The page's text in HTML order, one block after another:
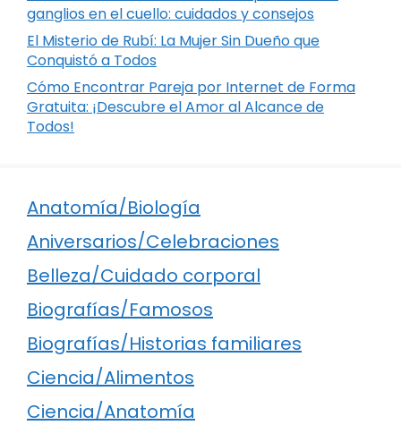
ganglios en el cuello: cuidados y consejos
El Misterio de Rubí: La Mujer Sin Dueño que
Conquistó a Todos
Cómo Encontrar Pareja por Internet de Forma
Gratuita: ¡Descubre el Amor al Alcance de
Todos!
Anatomía/Biología
Aniversarios/Celebraciones
Belleza/Cuidado corporal
Biografías/Famosos
Biografías/Historias familiares
Ciencia/Alimentos
Ciencia/Anatomía